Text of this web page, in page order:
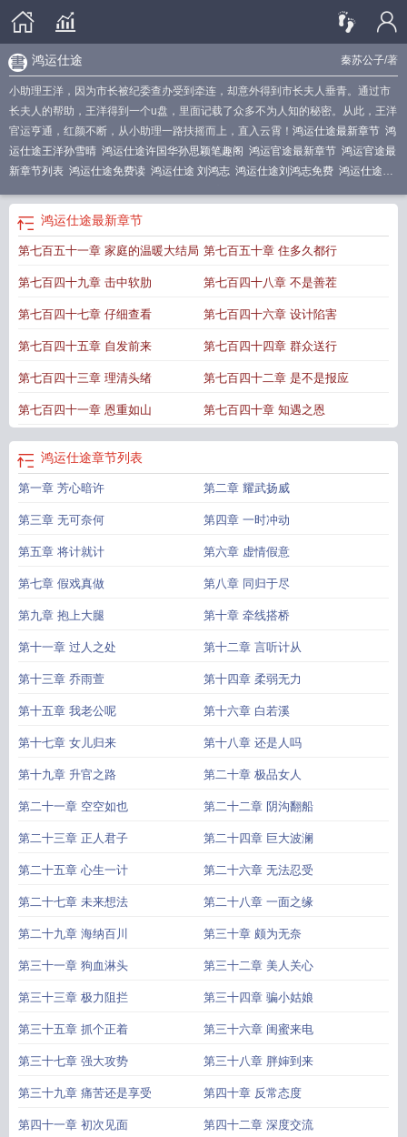
秦苏公子/著
鸿运仕途
小助理王洋，因为市长被纪委查办受到牵连，却意外得到市长夫人垂青。通过市
长夫人的帮助，王洋得到一个u盘，里面记载了众多不为人知的秘密。从此，王洋
官运亨通，红颜不断，从小助理一路扶摇而上，直入云霄！ 鸿运仕途最新章节 鸿
运仕途王洋孙雪晴 鸿运仕途许国华孙思颖笔趣阁 鸿运官途最新章节 鸿运官途最
新章节列表 鸿运仕途免费读 鸿运仕途 刘鸿志 鸿运仕途刘鸿志免费 鸿运仕途路
是什么意思
鸿运仕途免费阅读全文
仕途大结局
免费读鸿运仕途全文阅读鸿运仕途干妈鸿运仕途大结局是什么鸿运仕途在线
途在哪里可以看 鸿运仕途王洋 鸿运乡途在线阅读 鸿运乡途完整版鸿运乡途免
费阅读鸿运仕途免费阅读仕途鸿运什么意思鸿运官途宅春秋鸿运官途(宅春
黄土乡
鸿运仕途最新章节
第七百五十一章 家庭的温暖大结局 第七百五十章 住多久都行
第七百四十九章 击中软肋 第七百四十八章 不是善茬
第七百四十七章 仔细查看 第七百四十六章 设计陷害
第七百四十五章 自发前来 第七百四十四章 群众送行
第七百四十三章 理清头绪 第七百四十二章 是不是报应
第七百四十一章 恩重如山 第七百四十章 知遇之恩
鸿运仕途章节列表
第一章 芳心暗许 第二章 耀武扬威
第三章 无可奈何 第四章 一时冲动
第五章 将计就计 第六章 虚情假意
第七章 假戏真做 第八章 同归于尽
第九章 抱上大腿 第十章 牵线搭桥
第十一章 过人之处 第十二章 言听计从
第十三章 乔雨萱 第十四章 柔弱无力
第十五章 我老公呢 第十六章 白若溪
第十七章 女儿归来 第十八章 还是人吗
第十九章 升官之路 第二十章 极品女人
第二十一章 空空如也 第二十二章 阴沟翻船
第二十三章 正人君子 第二十四章 巨大波澜
第二十五章 心生一计 第二十六章 无法忍受
第二十七章 未来想法 第二十八章 一面之缘
第二十九章 海纳百川 第三十章 颇为无奈
第三十一章 狗血淋头 第三十二章 美人关心
第三十三章 极力阻拦 第三十四章 骗小姑娘
第三十五章 抓个正着 第三十六章 闺蜜来电
第三十七章 强大攻势 第三十八章 胖婶到来
第三十九章 痛苦还是享受 第四十章 反常态度
第四十一章 初次见面 第四十二章 深度交流